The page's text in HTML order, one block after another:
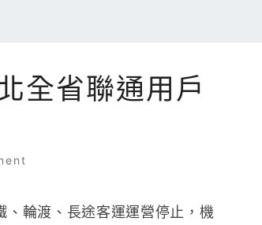
全省聯通用戶